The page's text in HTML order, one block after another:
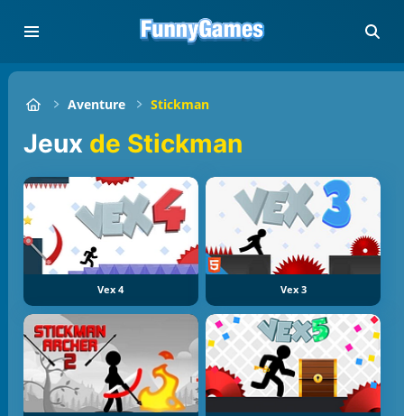
Aventure Stickman
Jeux de Stickman
Vex 4 Vex 3